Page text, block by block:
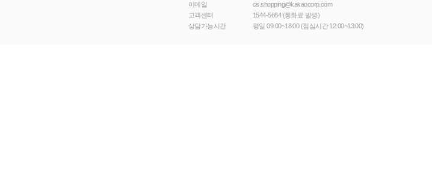
이메일
cs.shopping@kakaocorp.com
고객센터
1544-5664(통화료 발생)
상담가능시간
평일 09:00~18:00 (점심시간 12:00~13:00)